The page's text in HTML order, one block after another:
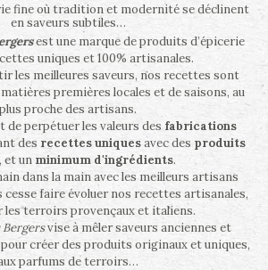
fine où tradition et modernité se déclinent
en saveurs subtiles…
est une marque de produits d’épicerie
uniques et 100% artisanales.
les meilleures saveurs, nos recettes sont
premières locales et de saisons, au
plus proche des artisans.
perpétuer les valeurs des fabrications
des recettes uniquesavec des produits
, et un minimum d'ingrédients.
dans la main avec les meilleurs artisans
cesse faire évoluer nos recettes artisanales,
les terroirs provençaux et italiens.
vise à mêler saveurs anciennes et
créer des produits originaux et uniques,
parfums de terroirs…